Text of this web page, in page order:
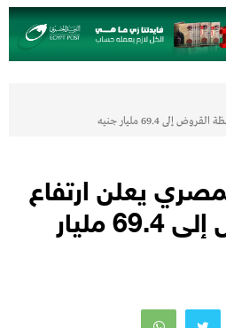
69.4 مليار جنيه
يعلن ارتفاع
محفظة القروض إلى 69.4 مليار